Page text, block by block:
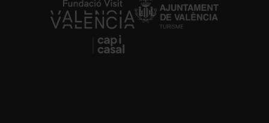
https://fundacion.visitvalencia.com/